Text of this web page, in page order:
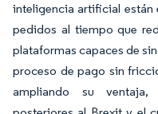
inteligencia artificial están
pedidos al tiempo que
plataformas capaces de
proceso de pago sin
ampliando su